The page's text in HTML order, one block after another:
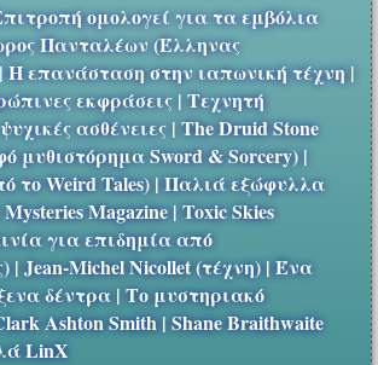
ομολογεί για τα εμβόλια
Πανταλέων (Έλληνας
Η επανάσταση στην ιαπωνική τέχνη |
εκφράσεις | Τεχνητή
ασθένειες | The Druid Stone
μυθιστόρημα Sword & Sorcery) |
το Weird Tales) | Παλιά εξώφυλλα
Magazine | Toxic Skies
για επιδημία από
| Jean-Michel Nicollet (τέχνη) | Ένα
δέντρα | Το μυστηριακό
Ashton Smith | Shane Braithwaite
LinX